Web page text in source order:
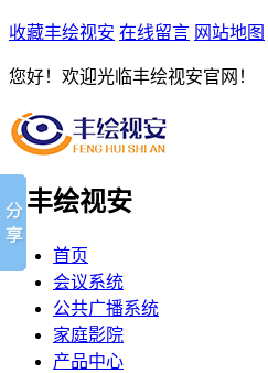
收藏丰绘视安 在线留言 网站地图
您好！欢迎光临丰绘视安官网！
首页
会议系统
公共广播系统
家庭影院
产品中心